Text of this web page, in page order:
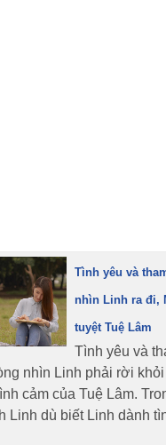
Tình yêu và
nhìn Linh ra đi,
tuyệt Tuệ Lâm
Tình yêu và
nhìn Linh phải rời
cảm của Tuệ Lâm.
Linh dù biết Linh dành